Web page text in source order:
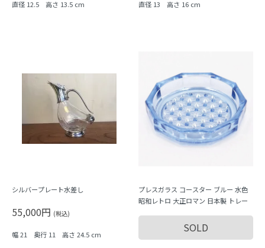
直径 12.5 高さ 13.5 cm 直径 13 高さ 16 cm
シルバープレート水差し
55,000円 (税込)
幅 21 奥行 11 高さ 24.5 cm
プレスガラス コースター ブルー 水色
昭和レトロ 大正ロマン 日本製 トレー
SOLD